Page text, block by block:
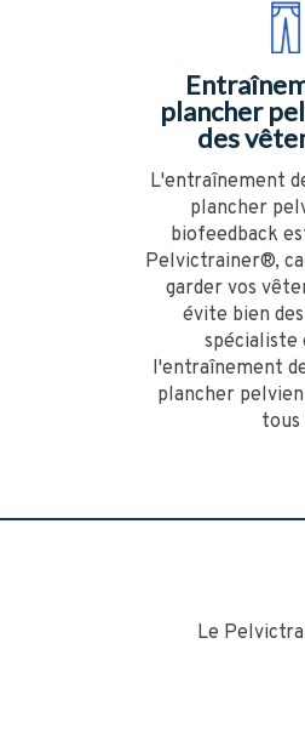
plancher
des
L'entraînement
plancher
biofeedback
Pelvictrainer®,
garder vos
évite bien
spécialiste
l'entraînement
plancher
tous
Le